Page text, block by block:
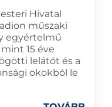
Hivatal
műszaki
egyértelmű
15 éve
lelátót és a
okokból le